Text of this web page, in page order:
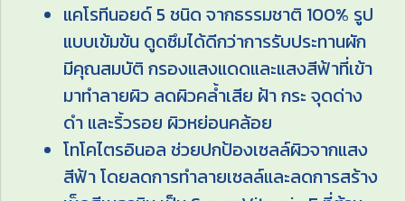
แคโรทีนอยด์ 5 ชนิด จากธรรมชาติ 100% รูป
แบบเข้มข้น ดูดซึมได้ดีกว่าการรับประทานผัก
มีคุณสมบัติ กรองแสงแดดและแสงสีฟ้าที่เข้า
มาทำลายผิว ลดผิวคล้ำเสีย ฝ้า กระ จุดด่าง
ดำ และริ้วรอย ผิวหย่อนคล้อย
โทโคไตรอินอล ช่วยปกป้องเซลล์ผิวจากแสง
สีฟ้า โดยลดการทำลายเซลล์และลดการสร้าง